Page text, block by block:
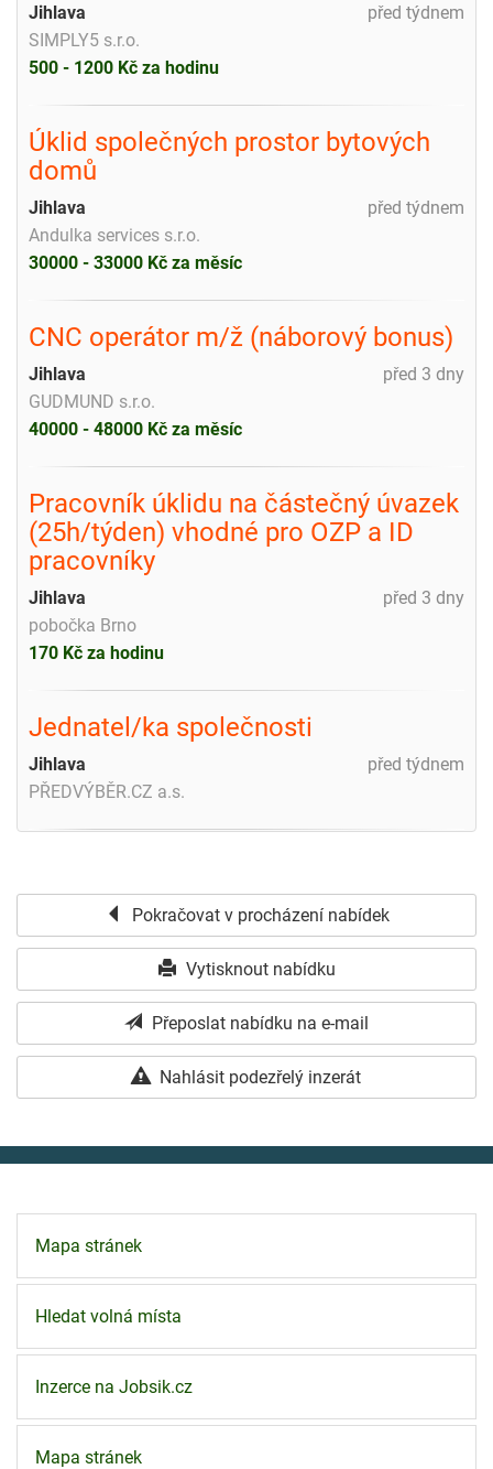
před týdnem
Jihlava
SIMPLY5 s.r.o.
500 - 1200 Kč za hodinu
Úklid společných prostor bytových
domů
před týdnem
Jihlava
Andulka services s.r.o.
30000 - 33000 Kč za měsíc
CNC operátor m/ž (náborový bonus)
před 3 dny
Jihlava
GUDMUND s.r.o.
40000 - 48000 Kč za měsíc
Pracovník úklidu na částečný úvazek
(25h/týden) vhodné pro OZP a ID
pracovníky
před 3 dny
Jihlava
pobočka Brno
170 Kč za hodinu
Jednatel/ka společnosti
před týdnem
Jihlava
PŘEDVÝBĚR.CZ a.s.
Pokračovat v procházení nabídek
Vytisknout nabídku
Přeposlat nabídku na e-mail
Nahlásit podezřelý inzerát
Mapa stránek
Hledat volná místa
Inzerce na Jobsik.cz
Mapa stránek